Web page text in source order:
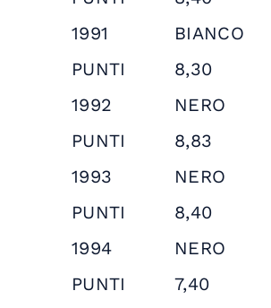
1991
BIANCO
PUNTI
8,30
1992
NERO
PUNTI
8,83
1993
NERO
PUNTI
8,40
1994
NERO
PUNTI
7,40